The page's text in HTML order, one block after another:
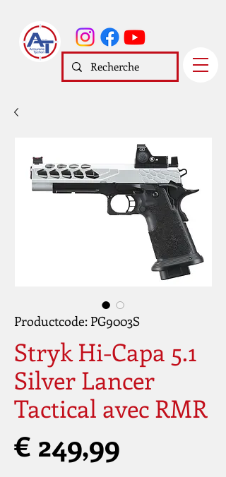
Productcode: PG9003S
Stryk Hi-Capa 5.1
Silver Lancer
Tactical avec RMR
€ 249,99